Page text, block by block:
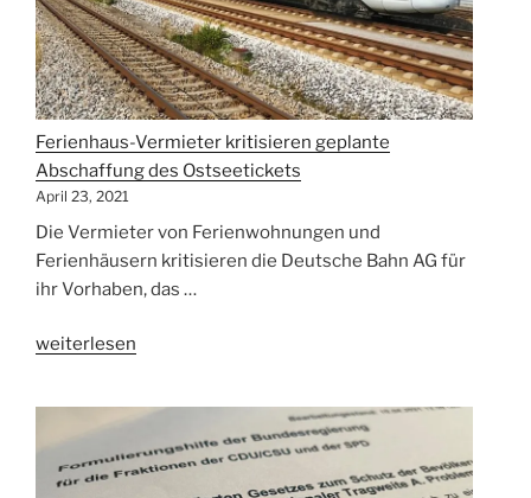
Flickenteppich
aus
landesrechtlichen
Regelungen!“
Ferienhaus-Vermieter kritisieren geplante
Abschaffung des Ostseetickets
April 23, 2021
Die Vermieter von Ferienwohnungen und
Ferienhäusern kritisieren die Deutsche Bahn AG für
ihr Vorhaben, das …
„Ferienhaus-
geplante
Abschaffung
des
weiterlesen